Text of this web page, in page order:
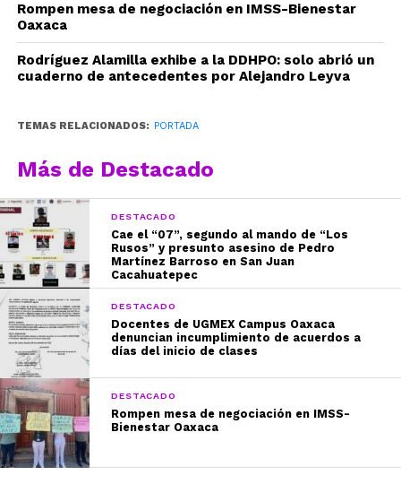
Rompen mesa de negociación en IMSS-Bienestar
Oaxaca
Rodríguez Alamilla exhibe a la DDHPO: solo abrió un
cuaderno de antecedentes por Alejandro Leyva
TEMAS RELACIONADOS: PORTADA
Más de Destacado
DESTACADO
Cae el “07”, segundo al mando de “Los
Rusos” y presunto asesino de Pedro
Martínez Barroso en San Juan
Cacahuatepec
DESTACADO
Docentes de UGMEX Campus Oaxaca
denuncian incumplimiento de acuerdos a
días del inicio de clases
DESTACADO
Rompen mesa de negociación en IMSS-
Bienestar Oaxaca